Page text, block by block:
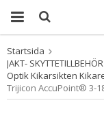
Startsida
JAKT-
Optik Kikarsikten
Trijicon AccuPoint® 3-